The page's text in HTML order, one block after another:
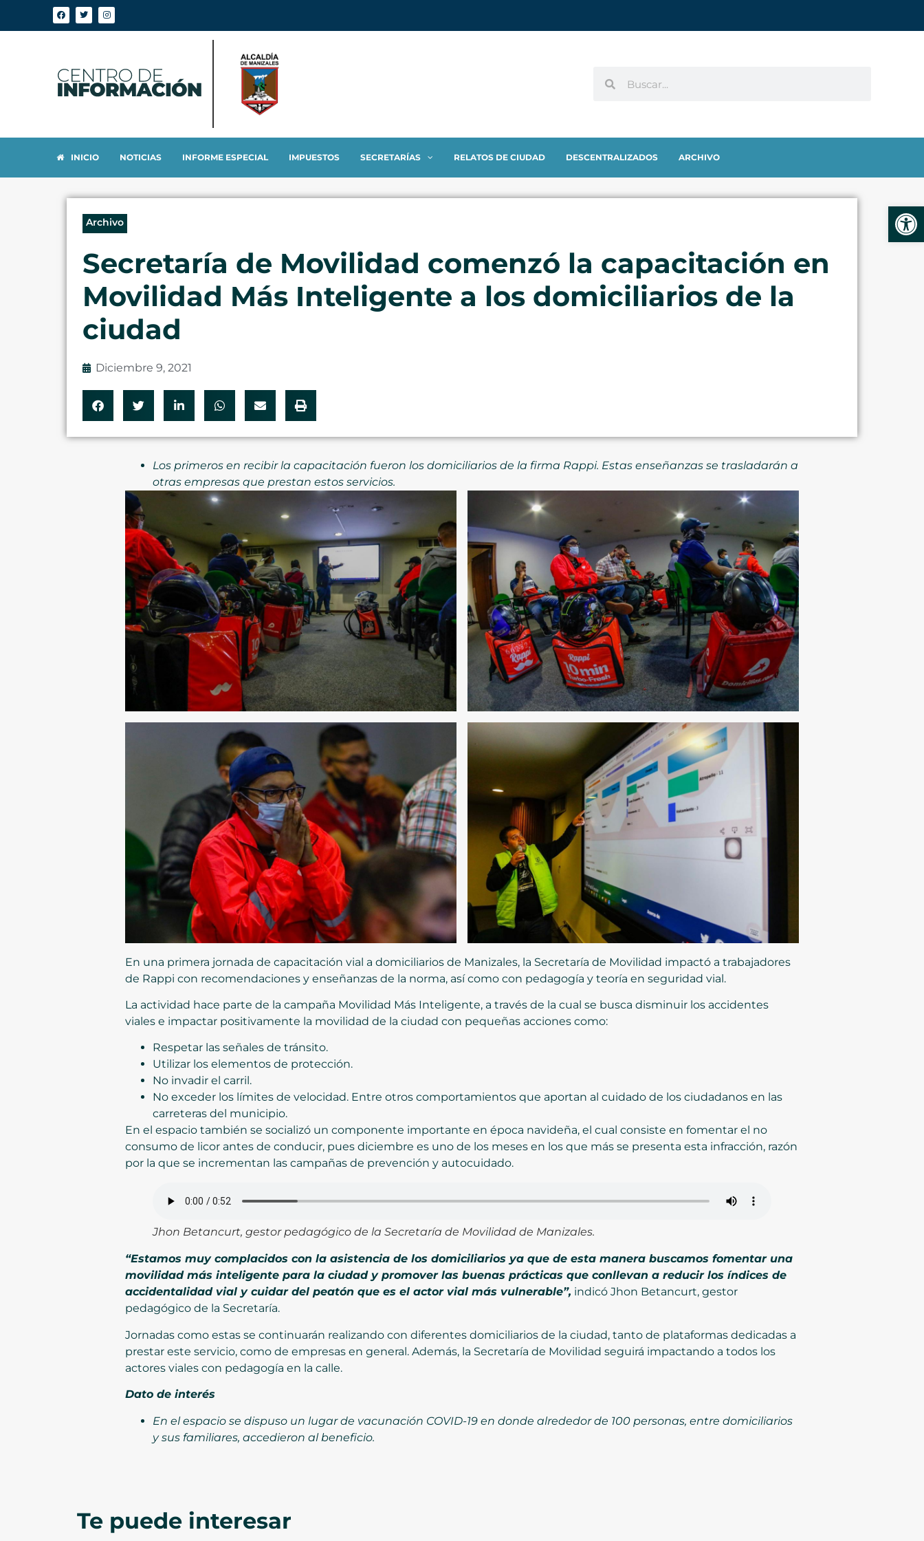
INICIO NOTICIAS INFORME ESPECIAL IMPUESTOS SECRETARÍAS RELATOS DE CIUDAD DESCENTRALIZADOS ARCHIVO
Archivo
Secretaría de Movilidad comenzó la capacitación en
Movilidad Más Inteligente a los domiciliarios de la
ciudad
Diciembre 9, 2021
Los primeros en recibir la capacitación fueron los domiciliarios de la firma Rappi. Estas enseñanzas se trasladarán a
otras empresas que prestan estos servicios.
En una primera jornada de capacitación vial a domiciliarios de Manizales, la Secretaría de Movilidad impactó a trabajadores
de Rappi con recomendaciones y enseñanzas de la norma, así como con pedagogía y teoría en seguridad vial.
La actividad hace parte de la campaña Movilidad Más Inteligente, a través de la cual se busca disminuir los accidentes
viales e impactar positivamente la movilidad de la ciudad con pequeñas acciones como:
Respetar las señales de tránsito.
Utilizar los elementos de protección.
No invadir el carril.
No exceder los límites de velocidad. Entre otros comportamientos que aportan al cuidado de los ciudadanos en las
carreteras del municipio.
En el espacio también se socializó un componente importante en época navideña, el cual consiste en fomentar el no
consumo de licor antes de conducir, pues diciembre es uno de los meses en los que más se presenta esta infracción, razón
por la que se incrementan las campañas de prevención y autocuidado.
Jhon Betancurt, gestor pedagógico de la Secretaría de Movilidad de Manizales.
“Estamos muy complacidos con la asistencia de los domiciliarios ya que de esta manera buscamos fomentar una
movilidad más inteligente para la ciudad y promover las buenas prácticas que conllevan a reducir los índices de
accidentalidad vial y cuidar del peatón que es el actor vial más vulnerable”, indicó Jhon Betancurt, gestor
pedagógico de la Secretaría.
Jornadas como estas se continuarán realizando con diferentes domiciliarios de la ciudad, tanto de plataformas dedicadas a
prestar este servicio, como de empresas en general. Además, la Secretaría de Movilidad seguirá impactando a todos los
actores viales con pedagogía en la calle.
Dato de interés
En el espacio se dispuso un lugar de vacunación COVID-19 en donde alrededor de 100 personas, entre domiciliarios
y sus familiares, accedieron al beneficio.
Te puede interesar